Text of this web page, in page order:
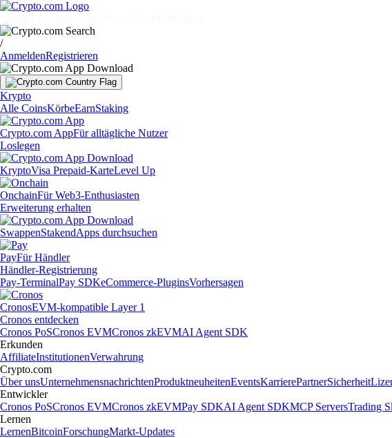
/
AnmeldenRegistrieren
Krypto
Alle CoinsKörbeEarnStaking
Crypto.com AppFür alltägliche Nutzer
Loslegen
KryptoVisa Prepaid-KarteLevel Up
OnchainFür Web3-Enthusiasten
Erweiterung erhalten
SwappenStakendApps durchsuchen
PayFür Händler
Händler-Registrierung
Pay-TerminalPay SDKeCommerce-PluginsVorhersagen
CronosEVM-kompatible Layer 1
Cronos entdecken
Cronos PoSCronos EVMCronos zkEVMAI Agent SDK
Erkunden
AffiliateInstitutionenVerwahrung
Crypto.com
Über unsUnternehmensnachrichtenProduktneuheitenEventsKarrierePartnerSicherheit
Entwickler
Cronos PoSCronos EVMCronos zkEVMPay SDKAI Agent SDKMCP ServersTrading
Lernen
LernenBitcoinForschungMarkt-Updates